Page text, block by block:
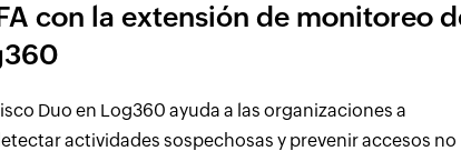
con la extensión de monitoreo
Duo en Log360 ayuda a las organizaciones a
actividades sospechosas y prevenir accesos no